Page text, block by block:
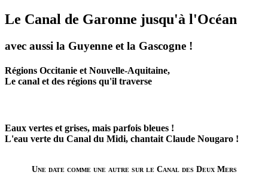
Le Canal de Garonne jusqu'à l'Océan
avec aussi la Guyenne et la Gascogne !
Régions Occitanie et Nouvelle-Aquitaine,
Le canal et des régions qu'il traverse
Eaux vertes et grises, mais parfois bleues !
L'eau verte du Canal du Midi, chantait Claude Nougaro !
Une date comme une autre sur le Canal des Deux Mers